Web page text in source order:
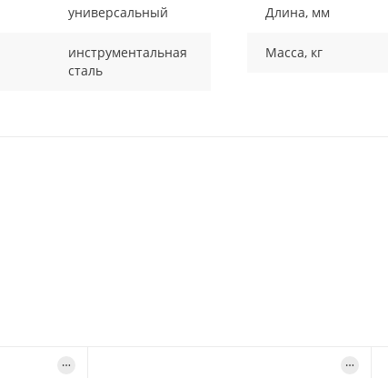
универсальный
инструментальная
сталь
Длина, мм
Масса, кг